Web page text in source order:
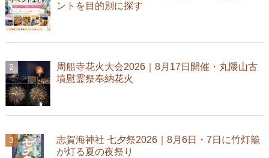
ントを目的別に探す
周船寺花火大会2026｜8月17日開催・丸隈山古
墳慰霊祭奉納花火
志賀海神社 七夕祭2026｜8月6日・7日に竹灯籠
が灯る夏の夜祭り